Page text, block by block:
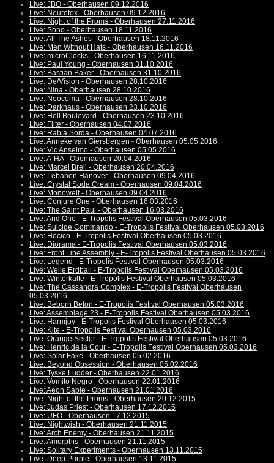
Live: JBO - Oberhausen 09.12.2016
Live: Neurotox - Oberhausen 09.12.2016
Live: Night of the Proms - Oberhausen 27.11.2016
Live: Sono - Oberhausen 18.11.2016
Live: All The Ashes - Oberhausen 18.11.2016
Live: Men Without Hats - Oberhausen 16.11.2016
Live: microClocks - Oberhausen 16.11.2016
Live: Paul Young - Oberhausen 31.10.2016
Live: Bastian Baker - Oberhausen 31.10.2016
Live: De/Vision - Oberhausen 28.10.2016
Live: Nina - Oberhausen 28.10.2016
Live: Neocoma - Oberhausen 28.10.2016
Live: Darkhaus - Oberhausen 23.10.2016
Live: Hell Boulevard - Oberhausen 23.10.2016
Live: Filter - Oberhausen 04.07.2016
Live: Rabia Sorda - Oberhausen 04.07.2016
Live: Anneke van Giersbergen - Oberhausen 05.05.2016
Live: Vic Anselmo - Oberhausen 05.05.2016
Live: A-HA - Oberhausen 20.04.2016
Live: Marcel Brell - Oberhausen 20.04.2016
Live: Lebanon Hanover - Oberhausen 09.04.2016
Live: Crystal Soda Cream - Oberhausen 09.04.2016
Live: Monowelt - Oberhausen 09.04.2016
Live: Conjure One - Oberhausen 16.03.2016
Live: The Saint Paul - Oberhausen 16.03.2016
Live: And One - E-Tropolis Festival Oberhausen 05.03.2016
Live: Suicide Commando - E-Tropolis Festival Oberhausen 05.03.2016
Live: Hocico - E-Tropolis Festival Oberhausen 05.03.2016
Live: Diorama - E-Tropolis Festival Oberhausen 05.03.2016
Live: Front Line Assembly - E-Tropolis Festival Oberhausen 05.03.2016
Live: Legend - E-Tropolis Festival Oberhausen 05.03.2016
Live: Welle:Erdball - E-Tropolis Festival Oberhausen 05.03.2016
Live: Winterkälte - E-Tropolis Festival Oberhausen 05.03.2016
Live: The Cassandra Complex - E-Tropolis Festival Oberhausen
05.03.2016
Live: Beborn Beton - E-Tropolis Festival Oberhausen 05.03.2016
Live: Assemblage 23 - E-Tropolis Festival Oberhausen 05.03.2016
Live: Harmjoy - E-Tropolis Festival Oberhausen 05.03.2016
Live: Kite - E-Tropolis Festival Oberhausen 05.03.2016
Live: Orange Sector - E-Tropolis Festival Oberhausen 05.03.2016
Live: Henric de la Cour - E-Tropolis Festival Oberhausen 05.03.2016
Live: Solar Fake - Oberhausen 05.02.2016
Live: Beyond Obsession - Oberhausen 05.02.2016
Live: Tyske Ludder - Oberhausen 22.01.2016
Live: Vomito Negro - Oberhausen 22.01.2016
Live: Aeon Sable - Oberhausen 21.01.2016
Live: Night of the Proms - Oberhausen 20.12.2015
Live: Judas Priest - Oberhausen 17.12.2015
Live: UFO - Oberhausen 17.12.2015
Live: Nightwish - Oberhausen 21.11.2015
Live: Arch Enemy - Oberhausen 21.11.2015
Live: Amorphis - Oberhausen 21.11.2015
Live: Solitary Experiments - Oberhausen 13.11.2015
Live: Deep Purple - Oberhausen 13.11.2015